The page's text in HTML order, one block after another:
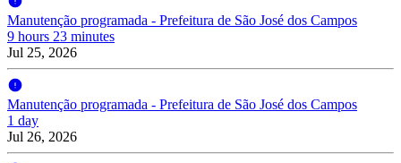
Manutenção programada - Prefeitura de São José dos Campos
9 hours 23 minutes
Jul 25, 2026
Manutenção programada - Prefeitura de São José dos Campos
1 day
Jul 26, 2026